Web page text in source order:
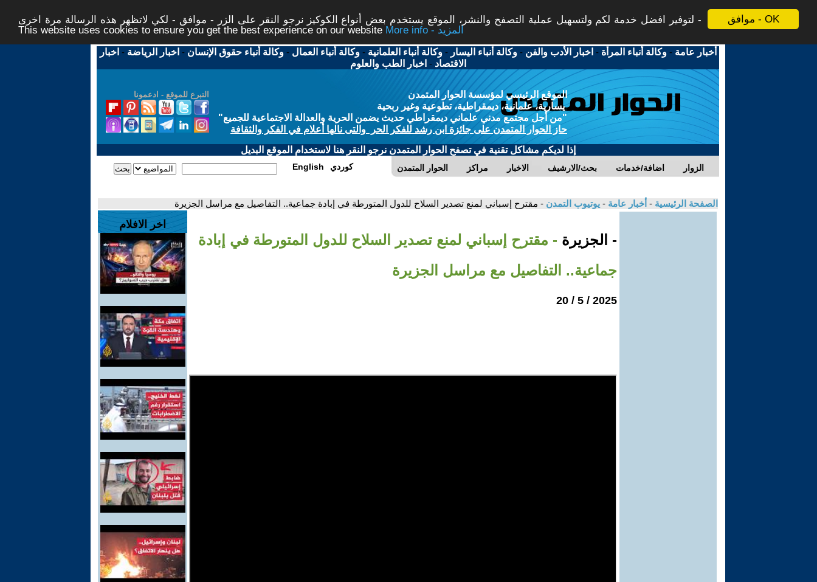
موافق - OK
لتوفير افضل خدمة لكم ولتسهيل عملية التصفح والنشر، الموقع يستخدم بعض أنواع الكوكيز نرجو النقر على الزر - موافق - لكي لاتظهر هذه الرسالة مرة اخرى -
This website uses cookies to ensure you get the best experience on our website
More info - المزيد
أخبار عامة -وكالة أنباء المرأة - اخبار الأدب والفن -وكالة أنباء اليسار -وكالة أنباء العلمانية -وكالة أنباء العمال -وكالة أنباء حقوق الإنسان - اخبار الرياضة - اخبار
الاقتصاد - اخبار الطب والعلوم
التبرع للموقع - ادعمونا
الموقع الرئيسي لمؤسسة الحوار المتمدن
يسارية، علمانية، ديمقراطية، تطوعية وغير ربحية
"من أجل مجتمع مدني علماني ديمقراطي حديث يضمن الحرية والعدالة الاجتماعية للجميع"
حاز الحوار المتمدن على جائزة ابن رشد للفكر الحر والتى نالها أعلام في الفكر والثقافة
إذا لديكم مشاكل تقنية في تصفح الحوار المتمدن نرجو النقر هنا لاستخدام الموقع البديل
الحوار المتمدن مراكز الاخبار بحث/الارشيف اضافة/خدمات الزوار English كوردي
الصفحة الرئيسية - أخبار عامة - يوتيوب التمدن - مقترح إسباني لمنع تصدير السلاح للدول المتورطة في إبادة جماعية.. التفاصيل مع مراسل الجزيرة
- الجزيرة - مقترح إسباني لمنع تصدير السلاح للدول المتورطة في إبادة
جماعية.. التفاصيل مع مراسل الجزيرة
2025 / 5 / 20
اخر الافلام